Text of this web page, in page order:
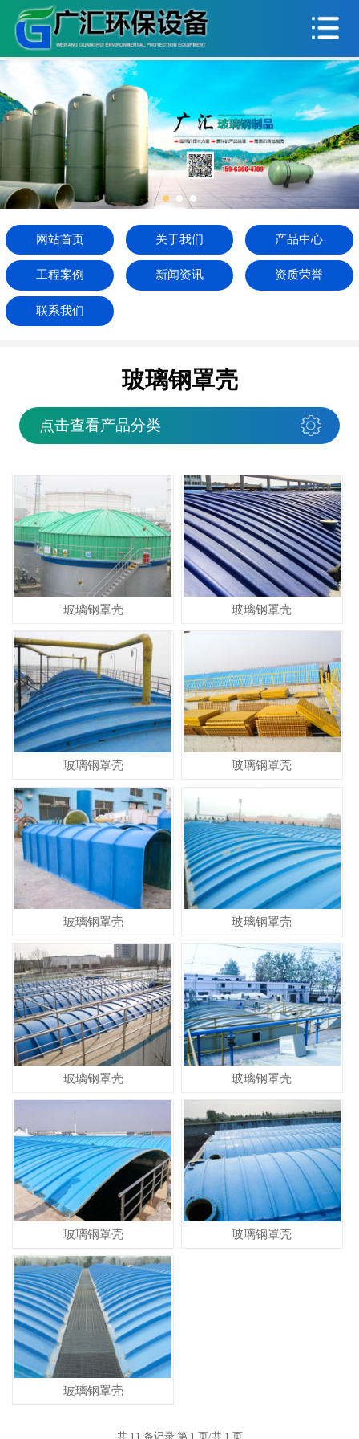
关于我们
产品中心
工程案例
新闻资讯
资质荣誉
联系我们
网站首页 关于我们 产品中心
工程案例 新闻资讯 资质荣誉
联系我们
玻璃钢罩壳
点击查看产品分类
玻璃钢罩壳 玻璃钢罩壳
玻璃钢罩壳 玻璃钢罩壳
玻璃钢罩壳 玻璃钢罩壳
玻璃钢罩壳 玻璃钢罩壳
玻璃钢罩壳 玻璃钢罩壳
玻璃钢罩壳
共 11 条记录 第 1 页/共 1 页